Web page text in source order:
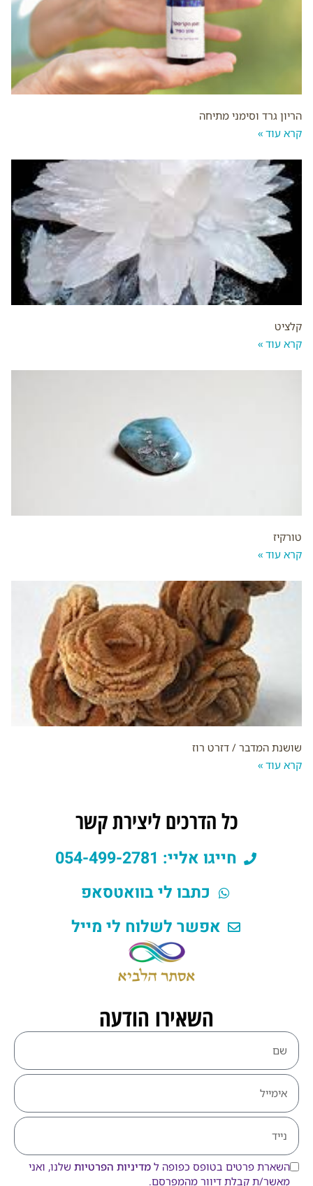
הריון גרד וסימני מתיחה
קרא עוד »
קלציט
קרא עוד »
טורקיז
קרא עוד »
שושנת המדבר / דזרט רוז
קרא עוד »
כל הדרכים ליצירת קשר
חייגו אליי: 054-499-2781
כתבו לי בוואטסאפ
אפשר לשלוח לי מייל
השאירו הודעה
השארת פרטים בטופס כפופה ל מדיניות הפרטיות שלנו, ואני
מאשר/ת קבלת דיוור מהמפרסם.